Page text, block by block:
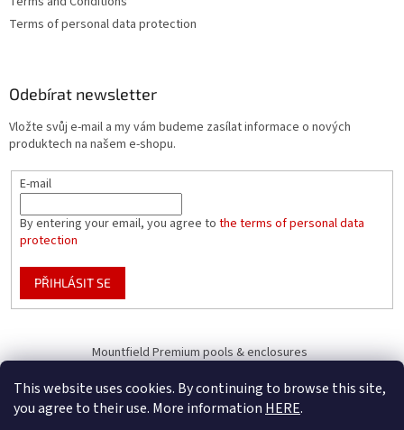
This website uses cookies. By continuing to browse this site,
you agree to their use. More information HERE.
Terms of personal data protection
Odebírat newsletter
Vložte svůj e-mail a my vám budeme zasílat informace o nových
produktech na našem e-shopu.
E-mail
By entering your email, you agree to the terms of personal data
protection
PŘIHLÁSIT SE
Mountfield Premium pools & enclosures